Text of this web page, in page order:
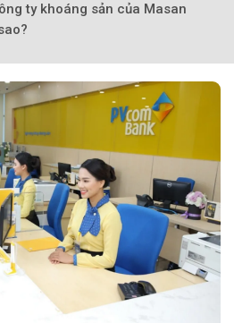
Theo
ty khoáng sản của Masan